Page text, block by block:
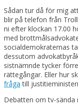
Sådan tur då för mig
blir på telefon från
ni efter klockan 17.00
med
socialdemokraternas
dessutom
sistnämnde tycker
rättegångar. Eller hur
fråga till
Debatten om tv-sända